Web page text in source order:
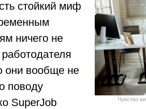
Чувство
стойкий миф
ничего не
они вообще не
поводу
SuperJob